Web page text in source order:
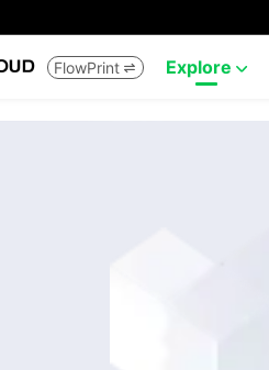
FlowPrint  Explore 